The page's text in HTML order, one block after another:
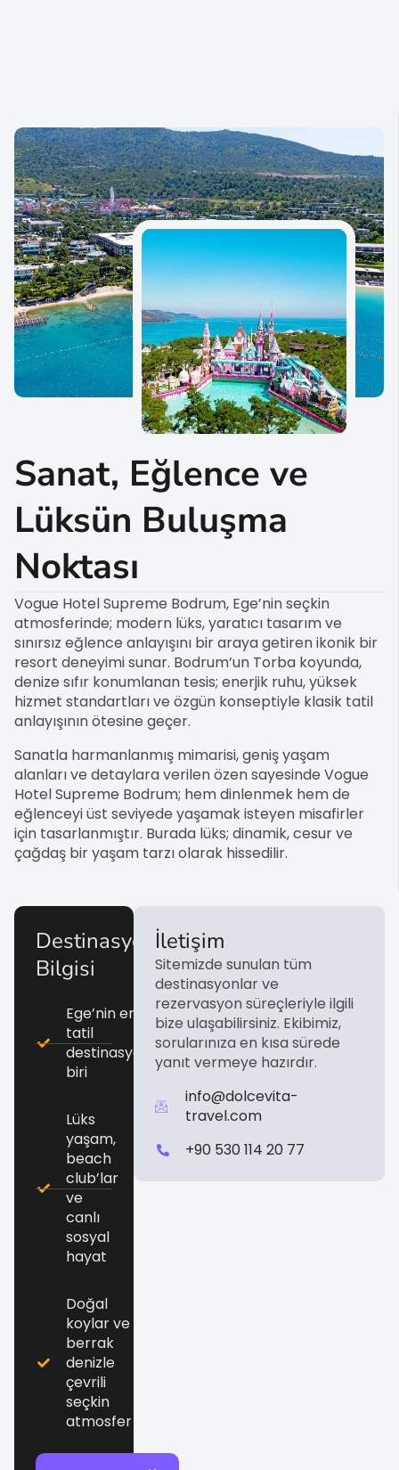
Sanat, Eğlence ve
Lüksün Buluşma
Noktası
Vogue Hotel Supreme Bodrum, Ege’nin seçkin
atmosferinde; modern lüks, yaratıcı tasarım ve
sınırsız eğlence anlayışını bir araya getiren ikonik bir
resort deneyimi sunar. Bodrum’un Torba koyunda,
denize sıfır konumlanan tesis; enerjik ruhu, yüksek
hizmet standartları ve özgün konseptiyle klasik tatil
anlayışının ötesine geçer.
Sanatla harmanlanmış mimarisi, geniş yaşam
alanları ve detaylara verilen özen sayesinde Vogue
Hotel Supreme Bodrum; hem dinlenmek hem de
eğlenceyi üst seviyede yaşamak isteyen misafirler
için tasarlanmıştır. Burada lüks; dinamik, cesur ve
çağdaş bir yaşam tarzı olarak hissedilir.
Destinasyon
Bilgisi
Ege’nin en prestijli
tatil
destinasyonlarından
biri
Lüks
yaşam,
beach
club’lar
ve
canlı
sosyal
hayat
Doğal
koylar ve
berrak
denizle
çevrili
seçkin
atmosfer
İletişim
Sitemizde sunulan tüm
destinasyonlar ve
rezervasyon süreçleriyle ilgili
bize ulaşabilirsiniz. Ekibimiz,
sorularınıza en kısa sürede
yanıt vermeye hazırdır.
info@dolcevita-
travel.com
+90 530 114 20 77